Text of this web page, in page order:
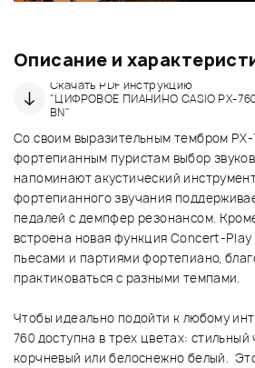
Описание и
Скачать PDF инструкцию
"ЦИФРОВОЕ ПИАНИНО CASIO PX-
BN"
Со своим выразительным тембром
фортепианным пуристам выбор
напоминают акустический
фортепианного звучания
педалей с демпфер резонансом.
встроена новая функция Concert-Play
пьесами и партиями фортепиано,
практиковаться с разными темпами.
Чтобы идеально подойти к любому
760 доступна в трех цветах:
корчневый или белоснежно белый.